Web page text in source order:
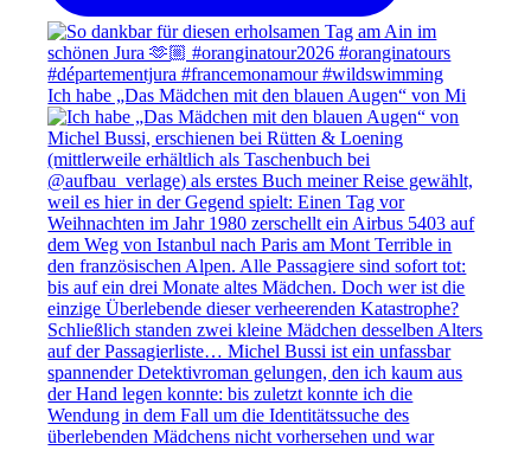
Ich habe „Das Mädchen mit den blauen Augen“ von Mi